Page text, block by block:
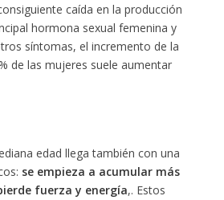
caída en la producción
hormona sexual femenina y
síntomas, el incremento de la
de las mujeres suele aumentar
edad llega también con una
se empieza a acumular más
fuerza y energía,. Estos